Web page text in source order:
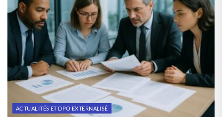
ACTUALITÉS ET DPO EXTERNALISÉ